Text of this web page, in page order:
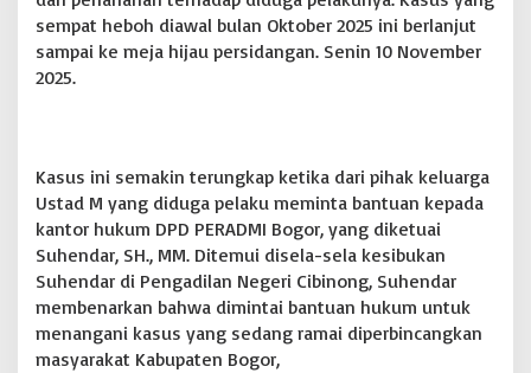
k
,
N
g
a
j
i
M
r
t
a
sempat heboh diawal bulan Oktober 2025 ini berlanjut
sampai ke meja hijau persidangan. Senin 10 November
2025.
Kasus ini semakin terungkap ketika dari pihak keluarga
Ustad M yang diduga pelaku meminta bantuan kepada
kantor hukum DPD PERADMI Bogor, yang diketuai
Suhendar, SH., MM. Ditemui disela-sela kesibukan
Suhendar di Pengadilan Negeri Cibinong, Suhendar
membenarkan bahwa dimintai bantuan hukum untuk
menangani kasus yang sedang ramai diperbincangkan
masyarakat Kabupaten Bogor,